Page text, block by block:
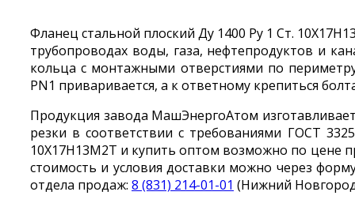
Фланец стальной плоский Ду 1400 Ру 1 Ст.
трубопроводах воды, газа, нефтепродуктов и
кольца с монтажными отверстиями по
PN1 приваривается, а к ответному крепиться
Продукция завода МашЭнергоАтом
резки в соответствии с требованиями ГОСТ
10Х17Н13М2Т и купить оптом возможно по цене
стоимость и условия доставки можно через
отдела продаж: 8 (831) 214-01-01 (Нижний